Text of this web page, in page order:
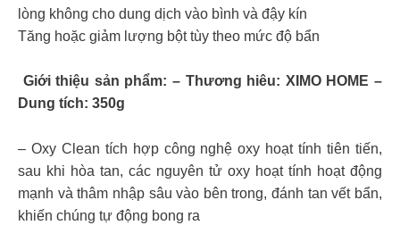
lòng không cho dung dịch vào bình và đậy kín
Tăng hoặc giảm lượng bột tùy theo mức độ bẩn
Giới thiệu sản phẩm: – Thương hiêu: XIMO HOME –
Dung tích: 350g
– Oxy Clean tích hợp công nghệ oxy hoạt tính tiên tiến,
sau khi hòa tan, các nguyên tử oxy hoạt tính hoạt động
mạnh và thâm nhập sâu vào bên trong, đánh tan vết bẩn,
khiến chúng tự động bong ra